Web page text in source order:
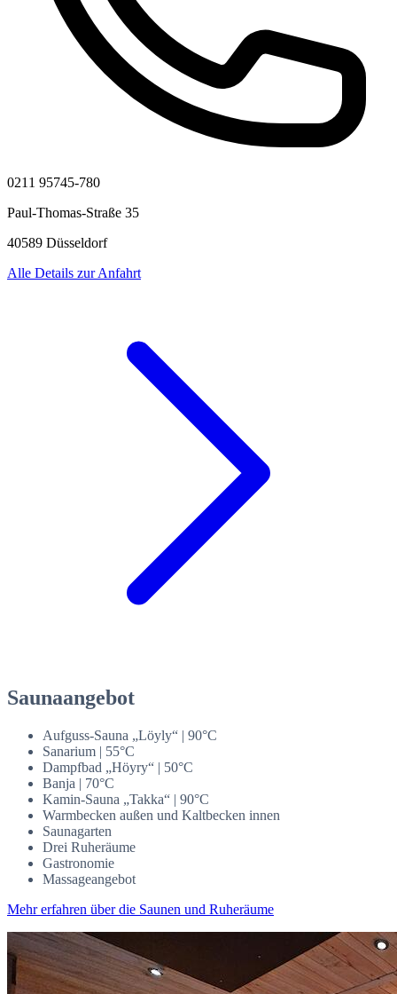
0211 95745-780
Paul-Thomas-Straße 35
40589 Düsseldorf
Alle Details zur Anfahrt
Saunaangebot
Aufguss-Sauna „Löyly“ | 90°C
Sanarium | 55°C
Dampfbad „Höyry“ | 50°C
Banja | 70°C
Kamin-Sauna „Takka“ | 90°C
​Warmbecken außen und Kaltbecken innen
Saunagarten
Drei Ruheräume
Gastronomie
Massageangebot
Mehr erfahren über die Saunen und Ruheräume